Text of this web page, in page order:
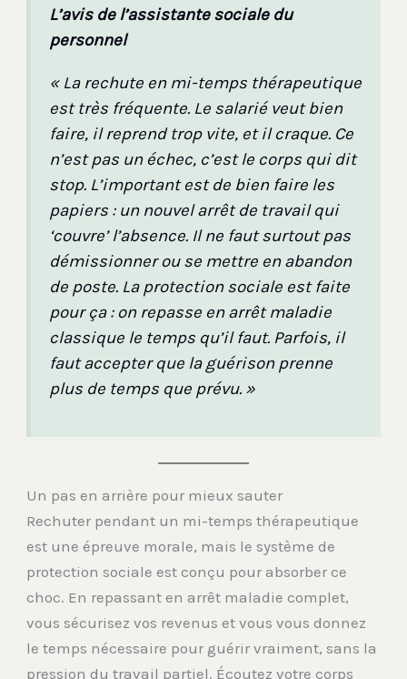
L’avis de l’assistante sociale du
personnel
« La rechute en mi-temps thérapeutique
est très fréquente. Le salarié veut bien
faire, il reprend trop vite, et il craque. Ce
n’est pas un échec, c’est le corps qui dit
stop. L’important est de bien faire les
papiers : un nouvel arrêt de travail qui
‘couvre’ l’absence. Il ne faut surtout pas
démissionner ou se mettre en abandon
de poste. La protection sociale est faite
pour ça : on repasse en arrêt maladie
classique le temps qu’il faut. Parfois, il
faut accepter que la guérison prenne
plus de temps que prévu. »
Un pas en arrière pour mieux sauter
Rechuter pendant un mi-temps thérapeutique
est une épreuve morale, mais le système de
protection sociale est conçu pour absorber ce
choc. En repassant en arrêt maladie complet,
vous sécurisez vos revenus et vous vous donnez
le temps nécessaire pour guérir vraiment, sans la
pression du travail partiel. Écoutez votre corps